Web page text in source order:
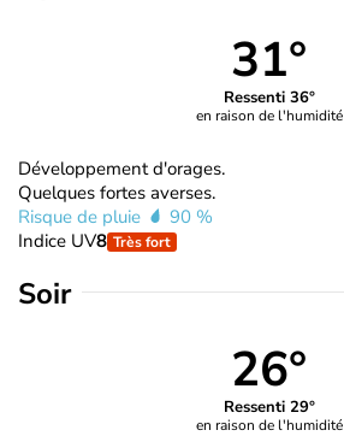
31°
Ressenti 36°
en raison de l'humidité
Développement d'orages.
Quelques fortes averses.
Risque de pluie
90 %
Indice UV8 Très fort
Soir
26°
Ressenti 29°
en raison de l'humidité